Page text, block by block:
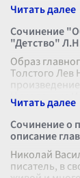
Сочинение
"Детство"
Образ
Толстого Лев
Николеньке
Сочинение о
описание
Николай
писатель, в